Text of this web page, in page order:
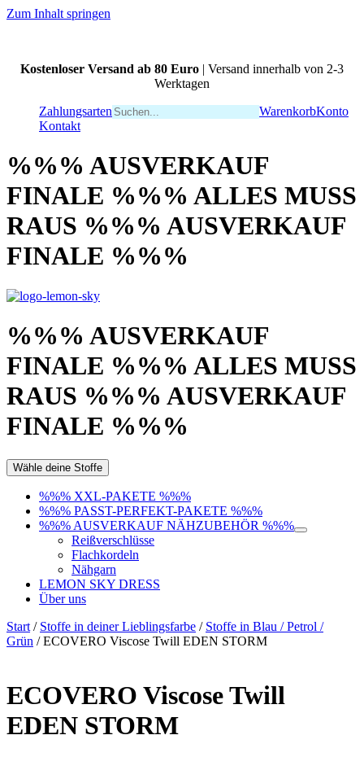
Zum Inhalt springen
Kostenloser Versand ab 80 Euro | Versand innerhalb von 2-3
Werktagen
Zahlungsarten
WarenkorbKonto
Kontakt
%%% AUSVERKAUF
FINALE %%% ALLES MUSS
RAUS %%% AUSVERKAUF
FINALE %%%
%%% AUSVERKAUF
FINALE %%% ALLES MUSS
RAUS %%% AUSVERKAUF
FINALE %%%
Wähle deine Stoffe
%%% XXL-PAKETE %%%
%%% PASST-PERFEKT-PAKETE %%%
%%% AUSVERKAUF NÄHZUBEHÖR %%%
Reißverschlüsse
Flachkordeln
Nähgarn
LEMON SKY DRESS
Über uns
Start / Stoffe in deiner Lieblingsfarbe / Stoffe in Blau / Petrol /
Grün / ECOVERO Viscose Twill EDEN STORM
ECOVERO Viscose Twill
EDEN STORM